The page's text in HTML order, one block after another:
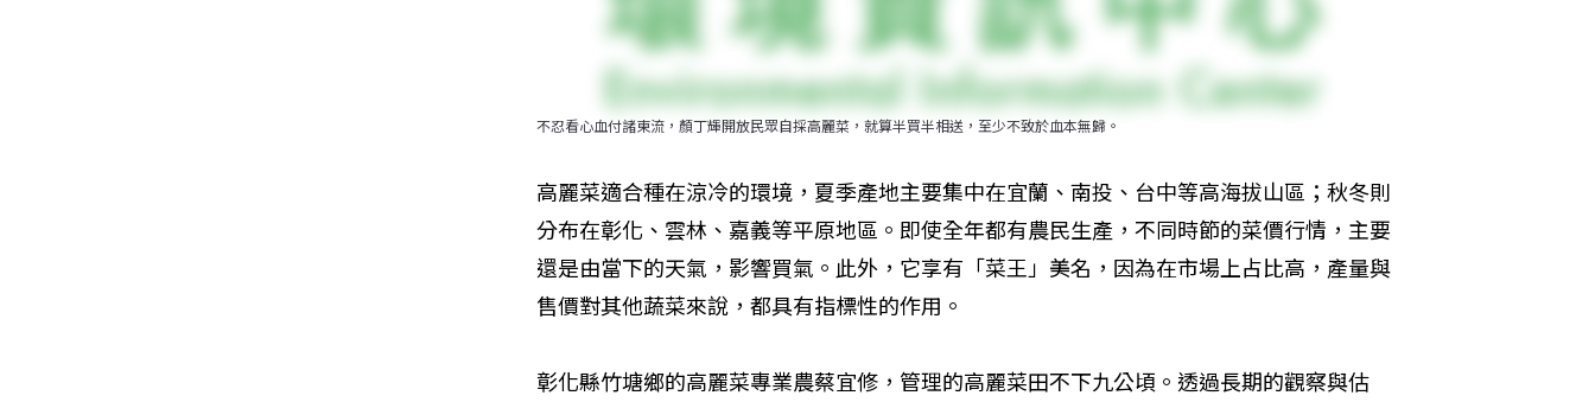
不忍看心血付諸東流，顏丁輝開放民眾自採高麗菜，就算半買半相送，至少不致於血本無歸。
高麗菜適合種在涼冷的環境，夏季產地主要集中在宜蘭、南投、台中等高海拔山區；秋冬則
分布在彰化、雲林、嘉義等平原地區。即使全年都有農民生產，不同時節的菜價行情，主要
還是由當下的天氣，影響買氣。此外，它享有「菜王」美名，因為在市場上占比高，產量與
售價對其他蔬菜來說，都具有指標性的作用。
彰化縣竹塘鄉的高麗菜專業農蔡宜修，管理的高麗菜田不下九公頃。透過長期的觀察與估